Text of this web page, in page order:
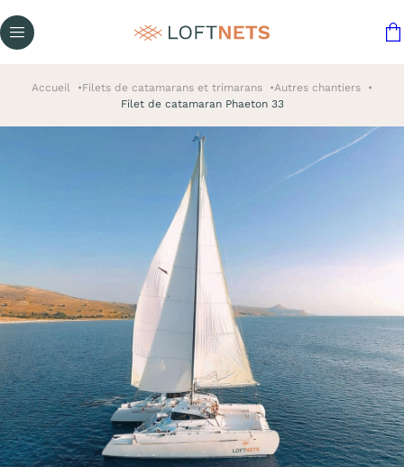
Accueil Filets de catamarans et trimarans
Autres chantiers
Filet de catamaran Phaeton 33